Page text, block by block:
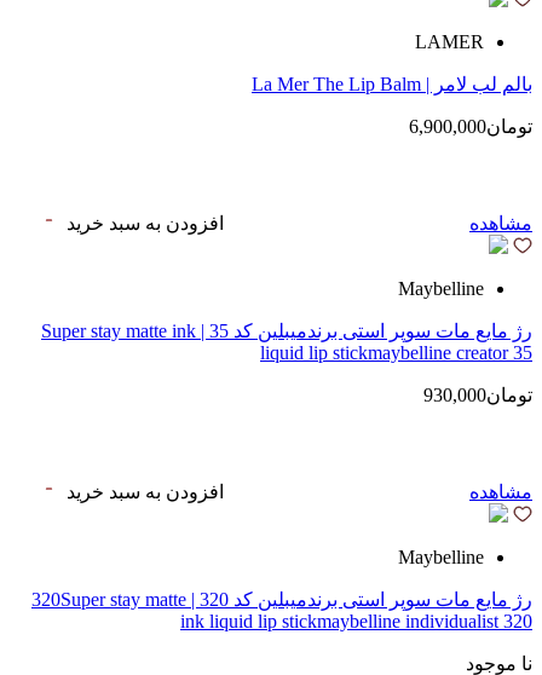
LAMER
بالم لب لامر | La Mer The Lip Balm
تومان6,900,000
مشاهده افزودن به سبد خرید
Maybelline
رژ مایع مات سوپر استی‌ برندمیبلین کد 35 | Super stay matte ink
liquid lip stickmaybelline creator 35
تومان930,000
مشاهده افزودن به سبد خرید
Maybelline
رژ مایع مات سوپر استی‌ برندمیبلین کد 320 | 320Super stay matte
ink liquid lip stickmaybelline individualist 320
نا موجود